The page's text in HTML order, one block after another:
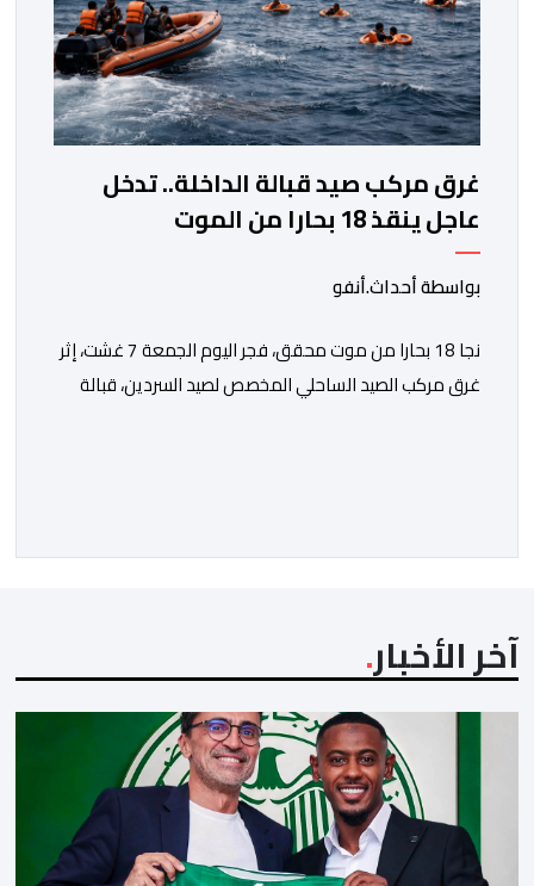
غرق مركب صيد قبالة الداخلة.. تدخل
عاجل ينقذ 18 بحارا من الموت
بواسطة أحداث.أنفو
نجا 18 بحارا من موت محقق، فجر اليوم الجمعة 7 غشت، إثر
غرق مركب الصيد الساحلي المخصص لصيد السردين، قبالة
آخر الأخبار